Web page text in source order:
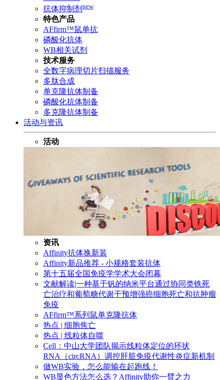
抗体抑制剂 new
特色产品
AFfirm™鼠单抗
磷酸化抗体
WB相关试剂
技术服务
全数字病理切片扫描服务
多肽合成
单克隆抗体制备
磷酸化抗体制备
多克隆抗体制备
活动与资讯
活动
资讯
Affinity抗体换新装
Affinity新品推荐 - 小规格套装抗体
第十五届全国免疫学学术大会闭幕
文献解读|一种基于钒的纳米平台通过协同类铁死
亡治疗和葡萄糖代谢干预增强癌细胞死亡和抗肿瘤
免疫
AFfirm™系列鼠单克隆抗体
热点 | 细胞焦亡
热点 | 线粒体自噬
Cell：中山大学团队揭示线粒体定位的环状
RNA（circRNA）调控肝脏免疫代谢性炎症新机制
做WB实验，怎么能输在起跑线！
WB显色方法怎么选？Affinity助你一臂之力